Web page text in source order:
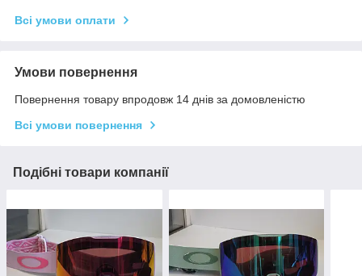
Всі умови оплати
Умови повернення
Повернення товару впродовж 14 днів за домовленістю
Всі умови повернення
Подібні товари компанії